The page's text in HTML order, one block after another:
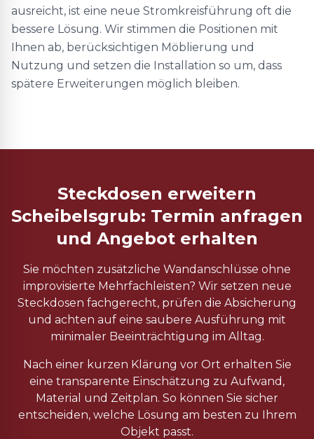
ausreicht, ist eine neue Stromkreisführung oft die
bessere Lösung. Wir stimmen die Positionen mit
Ihnen ab, berücksichtigen Möblierung und
Nutzung und setzen die Installation so um, dass
spätere Erweiterungen möglich bleiben.
Steckdosen erweitern
Scheibelsgrub: Termin anfragen
und Angebot erhalten
Sie möchten zusätzliche Wandanschlüsse ohne
improvisierte Mehrfachleisten? Wir setzen neue
Steckdosen fachgerecht, prüfen die Absicherung
und achten auf eine saubere Ausführung mit
minimaler Beeinträchtigung im Alltag.
Nach einer kurzen Klärung vor Ort erhalten Sie
eine transparente Einschätzung zu Aufwand,
Material und Zeitplan. So können Sie sicher
entscheiden, welche Lösung am besten zu Ihrem
Objekt passt.